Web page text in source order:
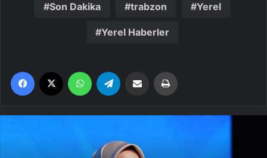
Son Dakika trabzon Yerel
Yerel Haberler
Facebook WhatsApp Email'den paylaş